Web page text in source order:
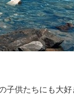
子供たちにも大